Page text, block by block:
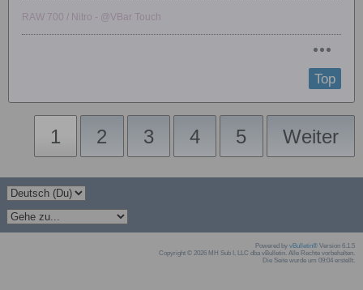
RAW 700 / Nitro - @VBar Touch
Top
1 2 3 4 5 Weiter
Powered by vBulletin® Version 6.1.5
Copyright © 2026 MH Sub I, LLC dba vBulletin. Alle Rechte vorbehalten.
Die Seite wurde um 09:04 erstellt.